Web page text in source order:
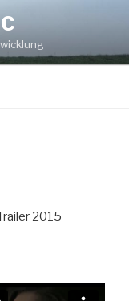
2015